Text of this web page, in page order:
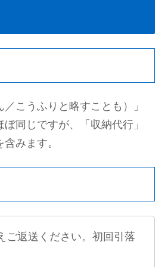
こうふりと略すことも）」
同じですが、「収納代行」
みます。
ご返送ください。初回引落